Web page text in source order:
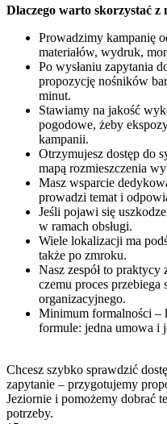
Dlaczego warto skorzystać z
Prowadzimy kampanię
materiałów, wydruk,
Po wysłaniu zapytania
propozycję nośników
minut.
Stawiamy na jakość
pogodowe, żeby
kampanii.
Otrzymujesz dostęp do
mapą rozmieszczenia
Masz wsparcie
prowadzi temat i
Jeśli pojawi się
w ramach obsługi.
Wiele lokalizacji ma
także po zmroku.
Nasz zespół to
czemu proces przebiega
organizacyjnego.
Minimum formalności –
formule: jedna umowa i
Chcesz szybko sprawdzić
zapytanie – przygotujemy
Jeziornie i pomożemy dobrać
potrzeby.